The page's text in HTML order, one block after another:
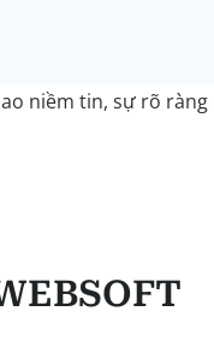
niềm tin, sự rõ ràng